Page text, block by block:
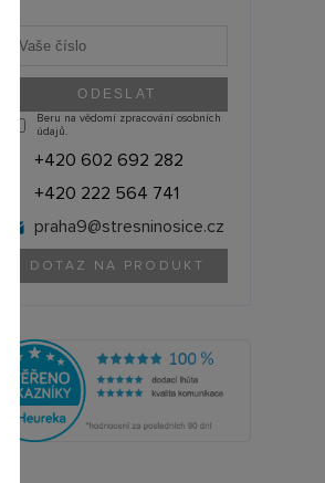
Beru na vědomí zpracování osobních
údajů.
+420 602 692 282
+420 222 564 741
praha9@stresninosice.cz
DOTAZ NA PRODUKT